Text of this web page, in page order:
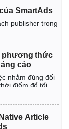
SmartAds
publisher trong
phương thức
cáo
nhắm đúng đối
điểm để tối
Article